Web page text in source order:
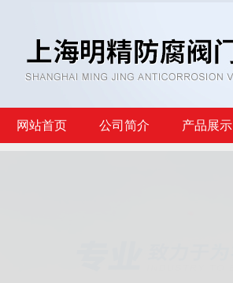
网站首页 公司简介 产品展示